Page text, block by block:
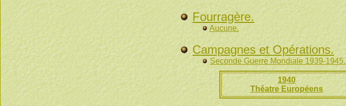
Fourragère.
Aucune.
Campagnes et Opérations.
Seconde Guerre Mondiale 1939-1945.
1940
Théatre Européens